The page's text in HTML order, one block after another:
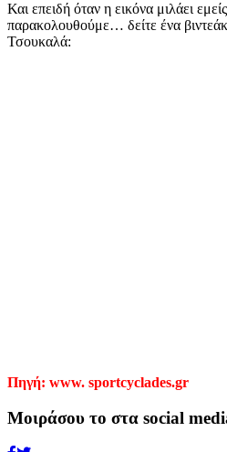
Και επειδή όταν η εικόνα μιλάει
παρακολουθούμε… δείτε ένα
Τσουκαλά:
Πηγή: www. sportcyclades.gr
Μοιράσου το στα social